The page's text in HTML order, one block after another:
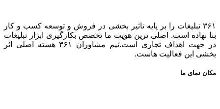
۳۶۱ تبلیغات را بر پایه تاثیر بخشی در فروش و توسعه کسب و کار
بنا نهاده است. اصلی ترین هویت ما تخصص بکارگیری ابزار تبلیغات
در جهت اهداف تجاری است.تیم مشاوران ۳۶۱ هسته اصلی اثر
بخشی این فعالیت هاست.
مکان نمای ما